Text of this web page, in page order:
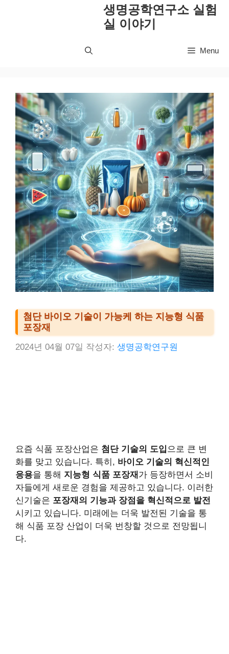
생명공학연구소 실험
실 이야기
Menu
첨단 바이오 기술이 가능케 하는 지능형 식품
포장재
2024년 04월 07일 작성자: 생명공학연구원
요즘 식품 포장산업은 첨단 기술의 도입 으로 큰 변
화를 맞고 있습니다. 특히, 바이오 기술의 혁신적인
응용을 통해 지능형 식품 포장재 가 등장하면서 소비
자들에게 새로운 경험을 제공하고 있습니다. 이러한
신기술은 포장재의 기능과 장점을 혁신적으로 발전
시키고 있습니다. 미래에는 더욱 발전된 기술을 통
해 식품 포장 산업이 더욱 번창할 것으로 전망됩니
다.